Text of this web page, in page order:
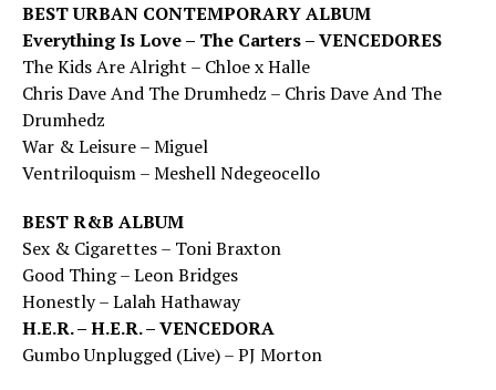
BEST URBAN CONTEMPORARY ALBUM
Everything Is Love – The Carters – VENCEDORES
The Kids Are Alright – Chloe x Halle
Chris Dave And The Drumhedz – Chris Dave And The
Drumhedz
War & Leisure – Miguel
Ventriloquism – Meshell Ndegeocello
BEST R&B ALBUM
Sex & Cigarettes – Toni Braxton
Good Thing – Leon Bridges
Honestly – Lalah Hathaway
H.E.R. – H.E.R. – VENCEDORA
Gumbo Unplugged (Live) – PJ Morton